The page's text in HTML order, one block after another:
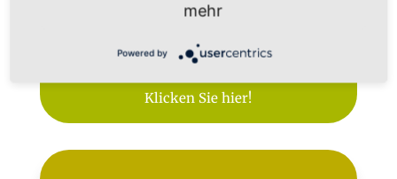
fließen zu 90%
Etwa 10% sind Verwaltungskosten.
Klicken Sie hier!
mehr
Powered by